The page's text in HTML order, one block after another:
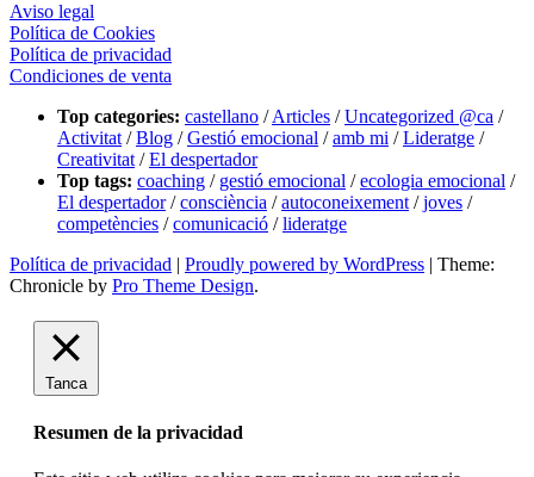
Aviso legal
Política de Cookies
Política de privacidad
Condiciones de venta
Top categories: castellano /Articles /Uncategorized @ca /
Activitat/Blog /Gestió emocional /amb mi /Lideratge /
Creativitat/El despertador
Top tags: coaching / gestió emocional /ecologia emocional /
El despertador/consciència /autoconeixement/joves /
competències /comunicació /lideratge
Política de privacidad | Proudly powered by WordPress | Theme:
Chronicle by Pro Theme Design.
Tanca
Resumen de la privacidad